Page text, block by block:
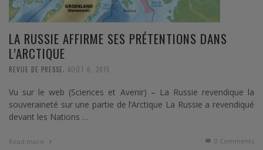
LA RUSSIE AFFIRME SES PRÉTENTIONS DANS
L’ARCTIQUE
REVUE DE PRESSE AOÛT 6, 2015
Vu sur le web (Sciences et Avenir) – La Russie revendique la
souveraineté sur une partie de l’Arctique La Russie a revendiqué
devant les Nations …
Read more 0 Comments